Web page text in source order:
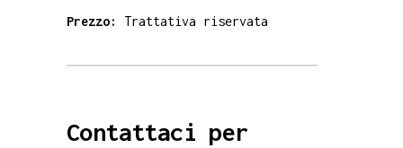
Prezzo: Trattativa riservata
Contattaci per